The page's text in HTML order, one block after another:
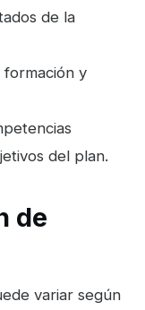
de la
formación y
del plan.
de
variar según